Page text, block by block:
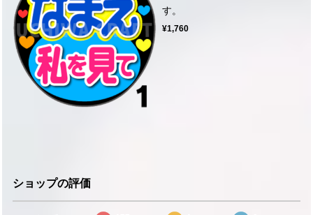
す。
¥1,760
ショップの評価